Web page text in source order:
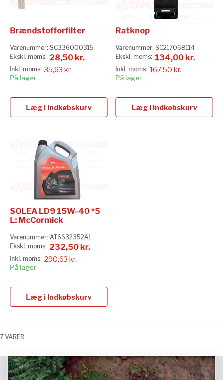
35,63 kr.
28,50 kr.
Brændstofforfilter
Varenummer: SC336000315
På lager
Læg i Indkøbskurv
167,50 kr.
134,00 kr.
Ratknop
Varenummer: SC217068114
På lager
Læg i Indkøbskurv
290,63 kr.
232,50 kr.
SOLEA LD9 15W-40 *5
L: McCormick
Varenummer: AT6632352A1
På lager
Læg i Indkøbskurv
7 VARER